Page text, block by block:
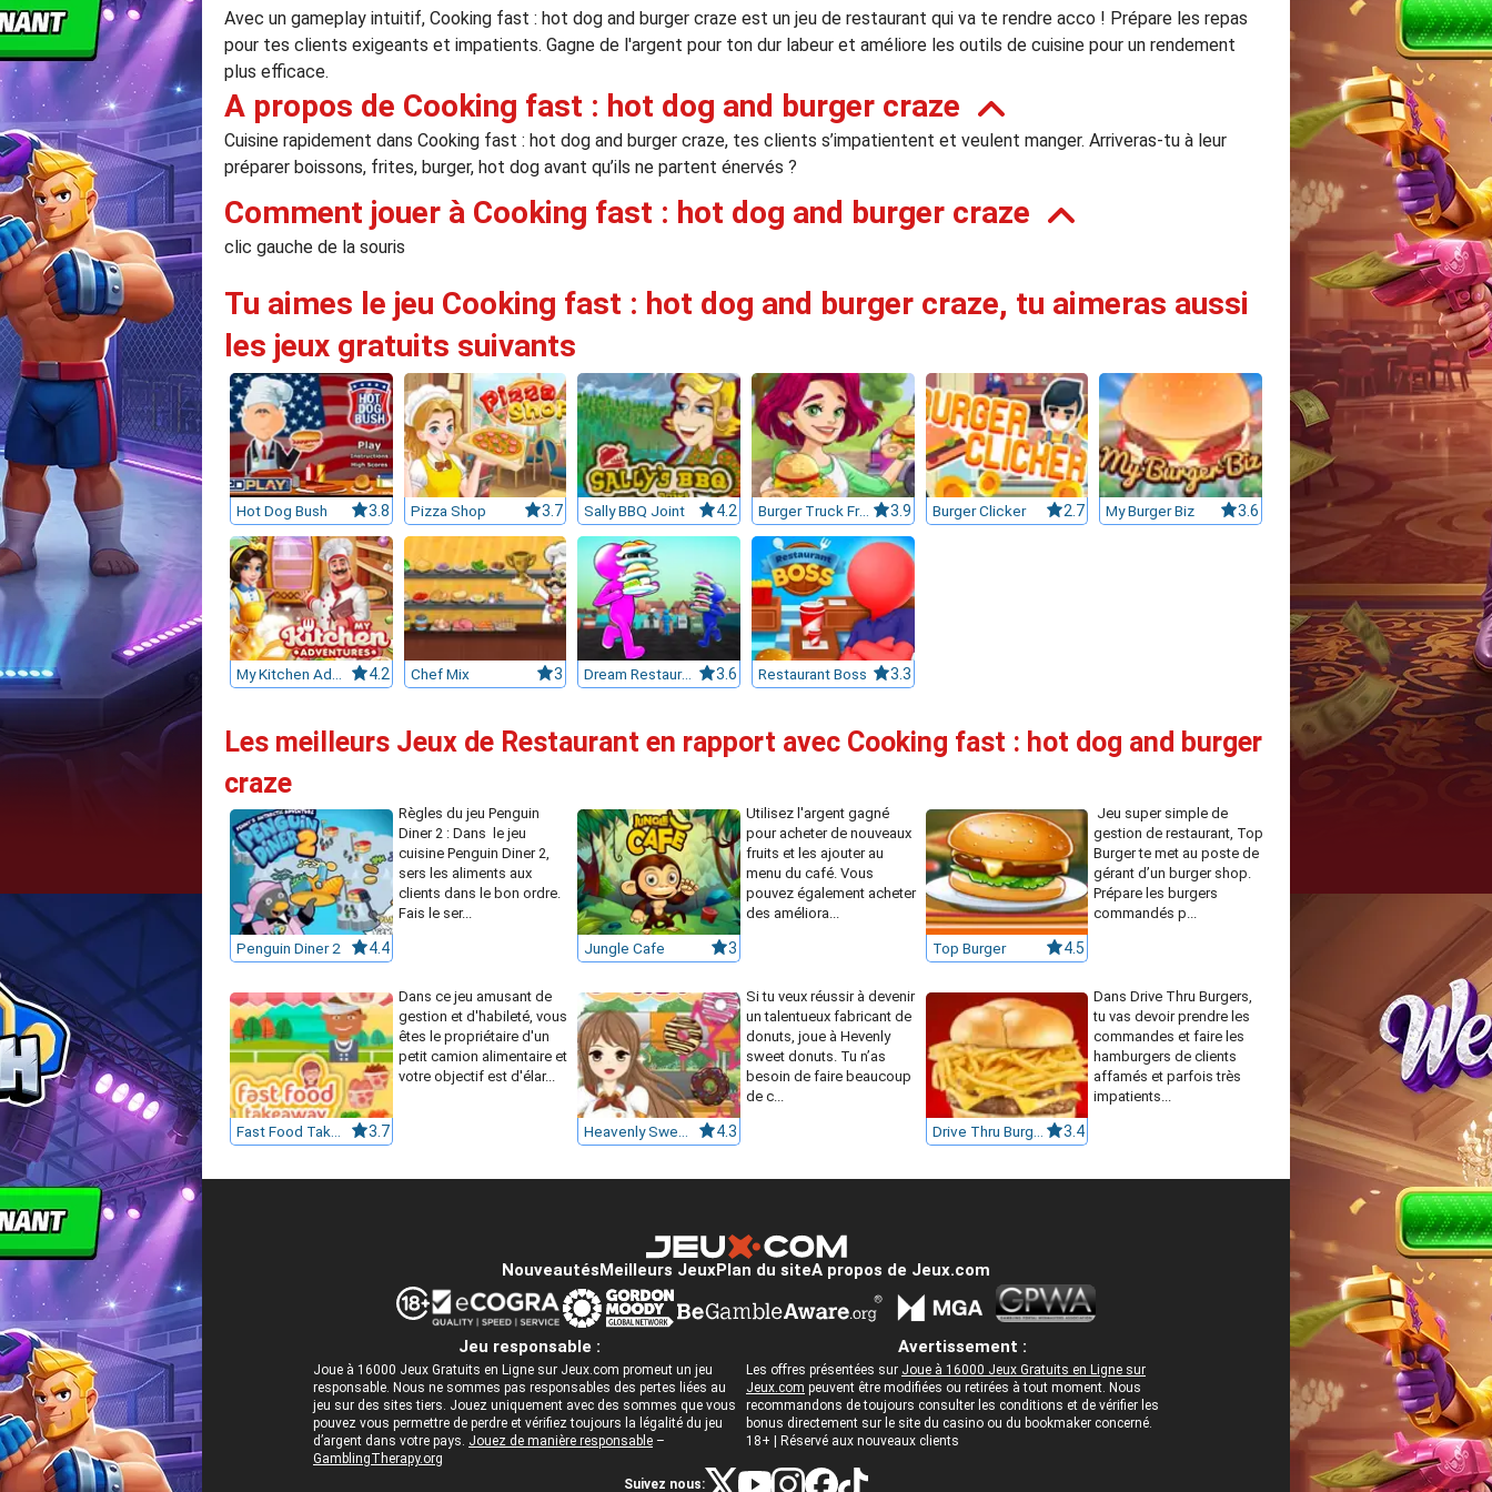
Avec un gameplay intuitif, Cooking fast : hot dog and burger craze est un jeu de restaurant qui va te rendre acco ! Prépare les repas
pour tes clients exigeants et impatients. Gagne de l'argent pour ton dur labeur et améliore les outils de cuisine pour un rendement
plus efficace.
A propos de Cooking fast : hot dog and burger craze
Cuisine rapidement dans Cooking fast : hot dog and burger craze, tes clients s’impatientent et veulent manger. Arriveras-tu à leur
préparer boissons, frites, burger, hot dog avant qu’ils ne partent énervés ?
Comment jouer à Cooking fast : hot dog and burger craze
clic gauche de la souris
Tu aimes le jeu Cooking fast : hot dog and burger craze, tu aimeras aussi
les jeux gratuits suivants
Hot Dog Bush 3.8 Pizza Shop 3.7 Sally BBQ Joint 4.2 Burger Truck Frenzy USA 3.9 Burger Clicker 2.7 My Burger Biz 3.6
My Kitchen Adventures 4.2 Chef Mix 3 Dream Restaurant 3.6 Restaurant Boss 3.3
Les meilleurs Jeux de Restaurant en rapport avec Cooking fast : hot dog and burger
craze
Penguin Diner 2 4.4
Règles du jeu Penguin
Diner 2 : Dans le jeu
cuisine Penguin Diner 2,
sers les aliments aux
clients dans le bon ordre.
Fais le ser...
Jungle Cafe 3
Utilisez l'argent gagné
pour acheter de nouveaux
fruits et les ajouter au
menu du café. Vous
pouvez également acheter
des améliora...
Top Burger 4.5
Jeu super simple de
gestion de restaurant, Top
Burger te met au poste de
gérant d’un burger shop.
Prépare les burgers
commandés p...
3.7
Dans ce jeu amusant de
gestion et d'habileté, vous
êtes le propriétaire d'un
petit camion alimentaire et
votre objectif est d'élar...
4.3
Si tu veux réussir à devenir
un talentueux fabricant de
donuts, joue à Hevenly
sweet donuts. Tu n’as
besoin de faire beaucoup
de c...
3.4
Dans Drive Thru Burgers,
tu vas devoir prendre les
commandes et faire les
hamburgers de clients
affamés et parfois très
impatients...
Nouveautés Meilleurs JeuxPlan du siteA propos de Jeux.com
Jeu responsable :
Joue à 16000 Jeux Gratuits en Ligne sur Jeux.com promeut un jeu
responsable. Nous ne sommes pas responsables des pertes liées au
jeu sur des sites tiers. Jouez uniquement avec des sommes que vous
pouvez vous permettre de perdre et vérifiez toujours la légalité du jeu
d’argent dans votre pays. Jouez de manière responsable –
GamblingTherapy.org
Avertissement :
Les offres présentées sur Joue à 16000 Jeux Gratuits en Ligne sur
Jeux.com peuvent être modifiées ou retirées à tout moment. Nous
recommandons de toujours consulter les conditions et de vérifier les
bonus directement sur le site du casino ou du bookmaker concerné.
18+ | Réservé aux nouveaux clients
Suivez nous: